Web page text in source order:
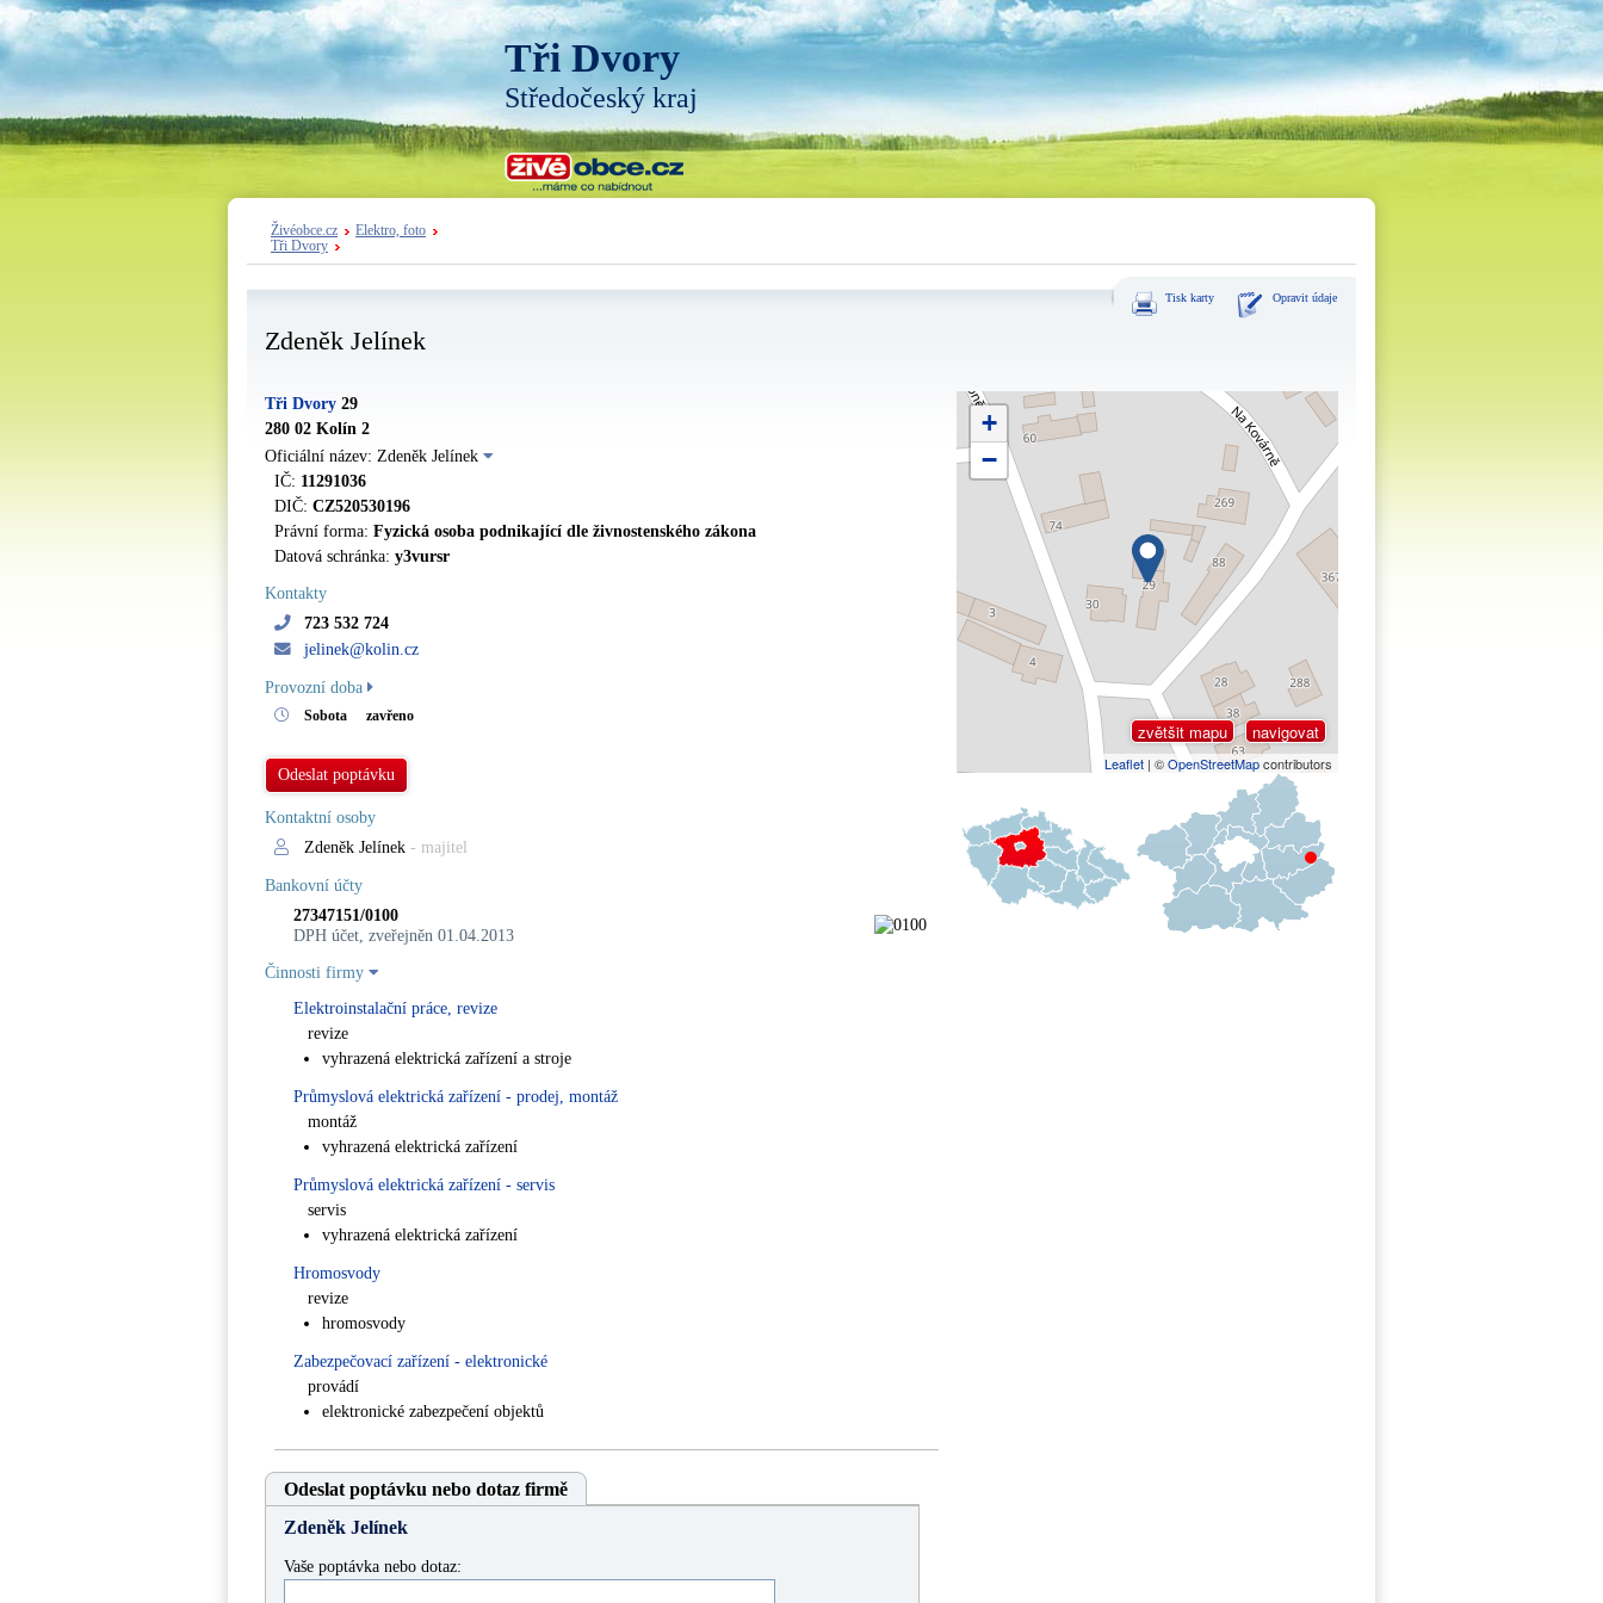
Tři Dvory
Středočeský kraj
Živéobce.cz
Elektro, foto
Tři Dvory
Tisk karty Opravit údaje
Zdeněk Jelínek
Tři Dvory 29
280 02 Kolín 2
Oficiální název: Zdeněk Jelínek
IČ: 11291036
DIČ: CZ520530196
Právní forma: Fyzická osoba podnikající dle živnostenského zákona
Datová schránka: y3vursr
Kontakty
723 532 724
jelinek@kolin.cz
Provozní doba
Sobota zavřeno
Odeslat poptávku
Kontaktní osoby
Zdeněk Jelínek - majitel
Bankovní účty
27347151/0100
DPH účet, zveřejněn 01.04.2013
Činnosti firmy
Elektroinstalační práce, revize
revize
vyhrazená elektrická zařízení a stroje
Průmyslová elektrická zařízení - prodej, montáž
montáž
vyhrazená elektrická zařízení
Průmyslová elektrická zařízení - servis
servis
vyhrazená elektrická zařízení
Hromosvody
revize
hromosvody
Zabezpečovací zařízení - elektronické
provádí
elektronické zabezpečení objektů
Odeslat poptávku nebo dotaz firmě
Zdeněk Jelínek
Vaše poptávka nebo dotaz:
zvětšit mapu navigovat
+
−
Leaflet | ©OpenStreetMapcontributors